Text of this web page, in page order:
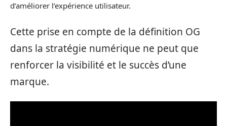
d’améliorer l’expérience utilisateur.
Cette prise en compte de la définition OG
dans la stratégie numérique ne peut que
renforcer la visibilité et le succès d’une
marque.